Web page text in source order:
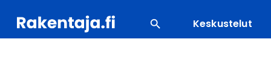
Keskustelut